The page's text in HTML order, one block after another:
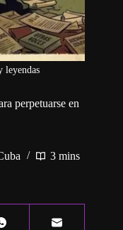
leyendas
perpetuarse en
3 mins